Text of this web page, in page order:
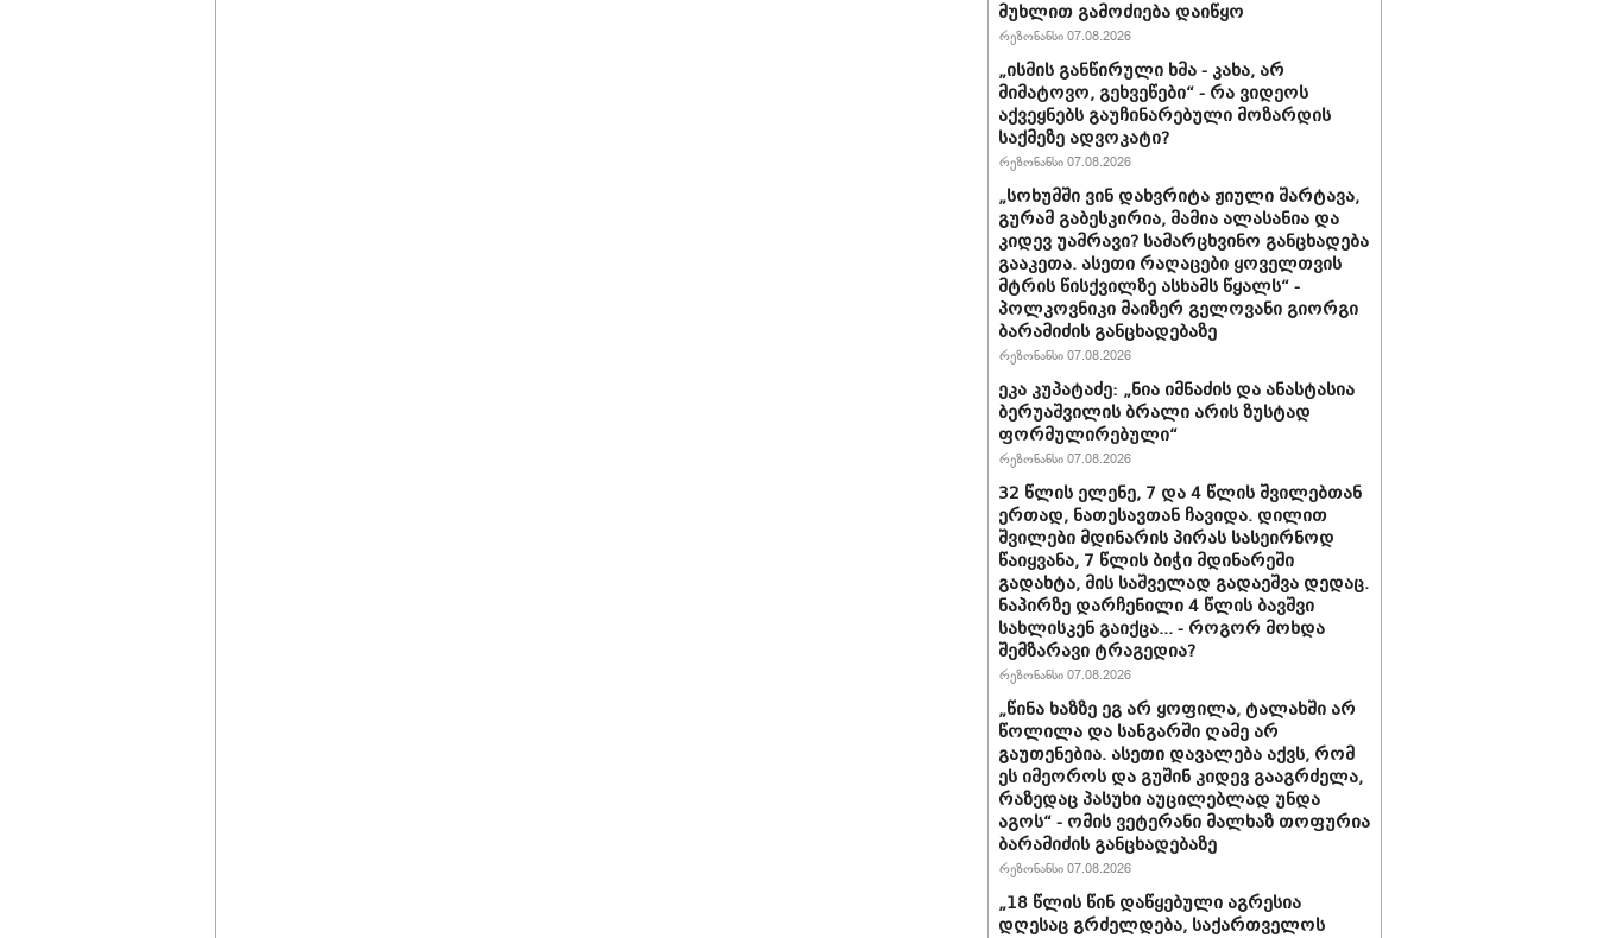
მუხლით გამოძიება დაიწყო
რეზონანსი 07.08.2026
„ისმის განწირული ხმა - კახა, არ
მიმატოვო, გეხვეწები“ - რა ვიდეოს
აქვეყნებს გაუჩინარებული მოზარდის
საქმეზე ადვოკატი?
რეზონანსი 07.08.2026
„სოხუმში ვინ დახვრიტა ჟიული შარტავა,
გურამ გაბესკირია, მამია ალასანია და
კიდევ უამრავი? სამარცხვინო განცხადება
გააკეთა. ასეთი რაღაცები ყოველთვის
მტრის წისქვილზე ასხამს წყალს“ -
პოლკოვნიკი მაიზერ გელოვანი გიორგი
ბარამიძის განცხადებაზე
რეზონანსი 07.08.2026
ეკა კუპატაძე: „ნია იმნაძის და ანასტასია
ბერუაშვილის ბრალი არის ზუსტად
ფორმულირებული“
რეზონანსი 07.08.2026
32 წლის ელენე, 7 და 4 წლის შვილებთან
ერთად, ნათესავთან ჩავიდა. დილით
შვილები მდინარის პირას სასეირნოდ
წაიყვანა, 7 წლის ბიჭი მდინარეში
გადახტა, მის საშველად გადაეშვა დედაც.
ნაპირზე დარჩენილი 4 წლის ბავშვი
სახლისკენ გაიქცა... - როგორ მოხდა
შემზარავი ტრაგედია?
რეზონანსი 07.08.2026
„წინა ხაზზე ეგ არ ყოფილა, ტალახში არ
წოლილა და სანგარში ღამე არ
გაუთენებია. ასეთი დავალება აქვს, რომ
ეს იმეოროს და გუშინ კიდევ გააგრძელა,
რაზედაც პასუხი აუცილებლად უნდა
აგოს“ - ომის ვეტერანი მალხაზ თოფურია
ბარამიძის განცხადებაზე
რეზონანსი 07.08.2026
„18 წლის წინ დაწყებული აგრესია
დღესაც გრძელდება, საქართველოს